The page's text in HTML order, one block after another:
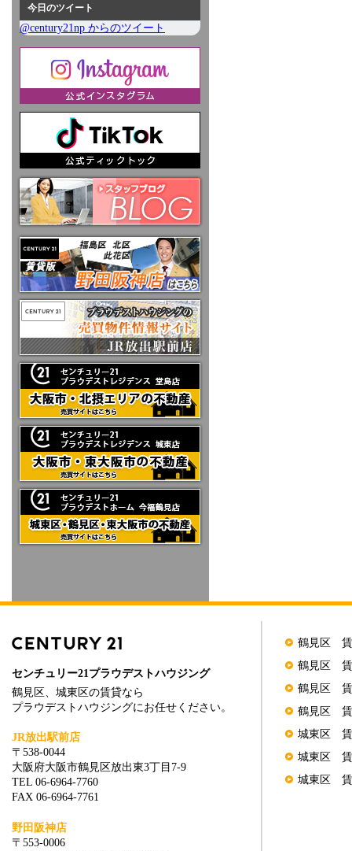
今日のツイート
@century21np からのツイート
センチュリー21プラウデストハウジング
鶴見区、城東区の賃貸なら
プラウデストハウジングにお任せください。
JR放出駅前店
〒538-0044
大阪府大阪市鶴見区放出東3丁目7-9
TEL 06-6964-7760
FAX 06-6964-7761
野田阪神店
〒553-0006
鶴見区
鶴見区 賃
鶴見区 賃
鶴見区 賃
城東区 賃
城東区 賃
城東区 賃